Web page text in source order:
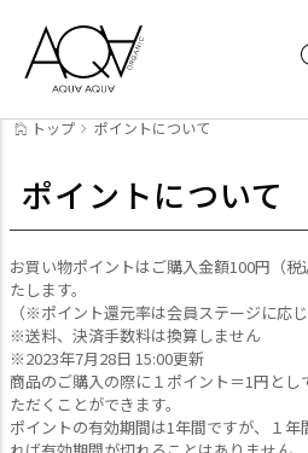
トップ ポイントについて
ポイントについて
お買い物ポイントはご購入金額100円（
たします。
（※ポイント還元率は会員ステージに応
※送料、決済手数料は換算しません
※2023年7月28日 15:00更新
商品のご購入の際に１ポイント＝1円と
ただくことができます。
ポイントの有効期間は1年間ですが、１